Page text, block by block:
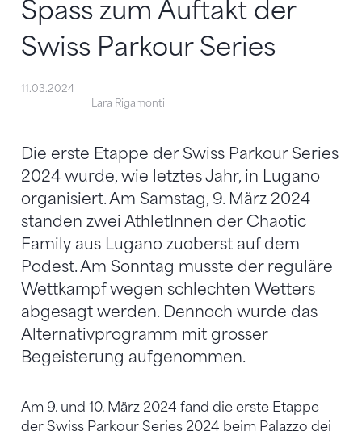
Spass zum Auftakt der
Swiss Parkour Series
11.03.2024
Lara Rigamonti
Die erste Etappe der Swiss Parkour Series
2024 wurde, wie letztes Jahr, in Lugano
organisiert. Am Samstag, 9. März 2024
standen zwei AthletInnen der Chaotic
Family aus Lugano zuoberst auf dem
Podest. Am Sonntag musste der reguläre
Wettkampf wegen schlechten Wetters
abgesagt werden. Dennoch wurde das
Alternativprogramm mit grosser
Begeisterung aufgenommen.
Am 9. und 10. März 2024 fand die erste Etappe
der Swiss Parkour Series 2024 beim Palazzo dei